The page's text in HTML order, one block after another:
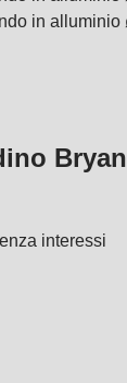
Bryan
interessi